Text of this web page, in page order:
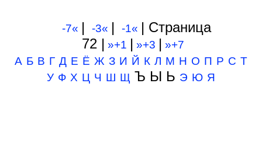
-7« | -3« | -1« | Cтраница
72 | »+1 | »+3 | »+7
А Б В Г Д Е Ё Ж З И Й К Л М Н О П Р С Т
У Ф Х Ц Ч Ш Щ Ъ Ы Ь Э Ю Я